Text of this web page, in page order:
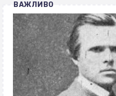
ВАЖЛИВО